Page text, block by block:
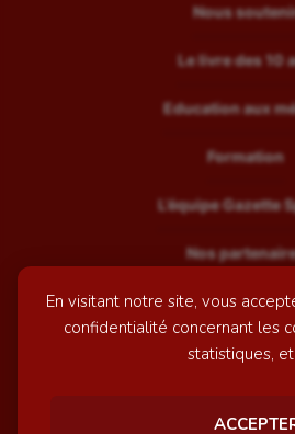
En visitant notre site, vous
confidentialité concernant les
statistiques,
Nous
Le livre des 10
Education aux
Formation
L’équipe Gazette
Nos
Recrutement
Mentions